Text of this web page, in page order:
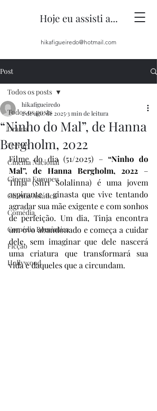
Hoje eu assisti a...
hikafigueiredo@hotmail.com
Post
Todos os posts
Drama
Terror
Cinema Nacional
Cinema Europeu
Cinema Asiático
Comédia
Comédia Romântica
Ficção
Hollywood
Todos os posts
“Ninho do Mal”, de Hanna
Bergholm, 2022
hikafigueiredo
2 de ago. de 20253 min de leitura
Filme do dia (51/2025) – “Ninho do
Mal”, de Hanna Bergholm, 2022 –
Tinja (Siiri Solalinna) é uma jovem
aspirante a ginasta que vive tentando
agradar sua mãe exigente e com sonhos
de perfeição. Um dia, Tinja encontra
um ovo abandonado e começa a cuidar
dele, sem imaginar que dele nascerá
uma criatura que transformará sua
vida e daqueles que a circundam.